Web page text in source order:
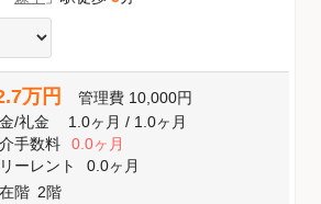
万円 管理費 10,000円
/礼金 1.0ヶ月/ 1.0ヶ月
手数料
0.0ヶ月
ーレント
0.0ヶ月
階 2階